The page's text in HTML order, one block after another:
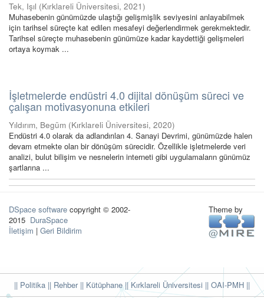
Tek, Işıl (Kırklareli Üniversitesi, 2021)
Muhasebenin günümüzde ulaştığı gelişmişlik seviyesini anlayabilmek
için tarihsel süreçte kat edilen mesafeyi değerlendirmek gerekmektedir.
Tarihsel süreçte muhasebenin günümüze kadar kaydettiği gelişmeleri
ortaya koymak ...
İşletmelerde endüstri 4.0 dijital dönüşüm süreci ve
çalışan motivasyonuna etkileri
Yıldırım, Begüm (Kırklareli Üniversitesi, 2020)
Endüstri 4.0 olarak da adlandırılan 4. Sanayi Devrimi, günümüzde halen
devam etmekte olan bir dönüşüm sürecidir. Özellikle işletmelerde veri
analizi, bulut bilişim ve nesnelerin interneti gibi uygulamaların günümüz
şartlarına ...
DSpace software copyright © 2002-
2015 DuraSpace
İletişim | Geri Bildirim
Theme by
|| Politika || Rehber|| Kütüphane|| Kırklareli Üniversitesi || OAI-PMH ||